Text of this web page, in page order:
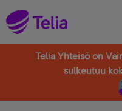
Telia Yhteisö on
sulkeutuu